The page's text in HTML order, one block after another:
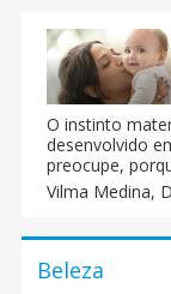
O instinto
desenvolvido
preocupe,
Nenhuma
como deve
Vilma Medina,
Beleza